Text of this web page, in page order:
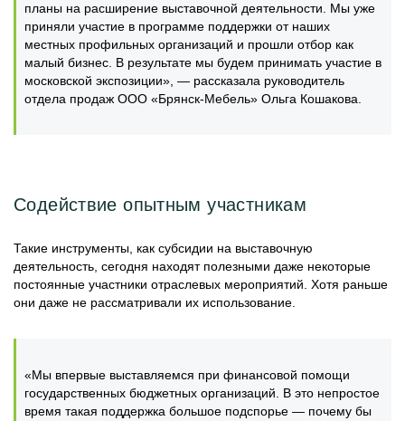
планы на расширение выставочной деятельности. Мы уже
приняли участие в программе поддержки от наших
местных профильных организаций и прошли отбор как
малый бизнес. В результате мы будем принимать участие в
московской экспозиции», — рассказала руководитель
отдела продаж ООО «Брянск-Мебель» Ольга Кошакова.
Содействие опытным участникам
Такие инструменты, как субсидии на выставочную
деятельность, сегодня находят полезными даже некоторые
постоянные участники отраслевых мероприятий. Хотя раньше
они даже не рассматривали их использование.
«Мы впервые выставляемся при финансовой помощи
государственных бюджетных организаций. В это непростое
время такая поддержка большое подспорье — почему бы